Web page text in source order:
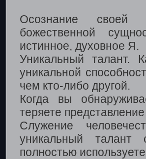
Осознание своей
божественной
истинное, духовное Я.
Уникальный талант.
уникальной
чем кто-либо другой.
Когда вы
теряете
Служение
уникальный талант
полностью